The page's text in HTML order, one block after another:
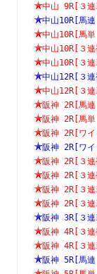
中山 9R[３
中山10R[馬
中山10R[馬
中山10R[
中山10R[
中山12R[３
中山12R[３
阪神 2R[
阪神 2R[
阪神 2R[
阪神 2R[
阪神 2R[
阪神 2R[
阪神 2R[
阪神 2R[
阪神 3R[
阪神 4R[
阪神 4R[
阪神 5R[